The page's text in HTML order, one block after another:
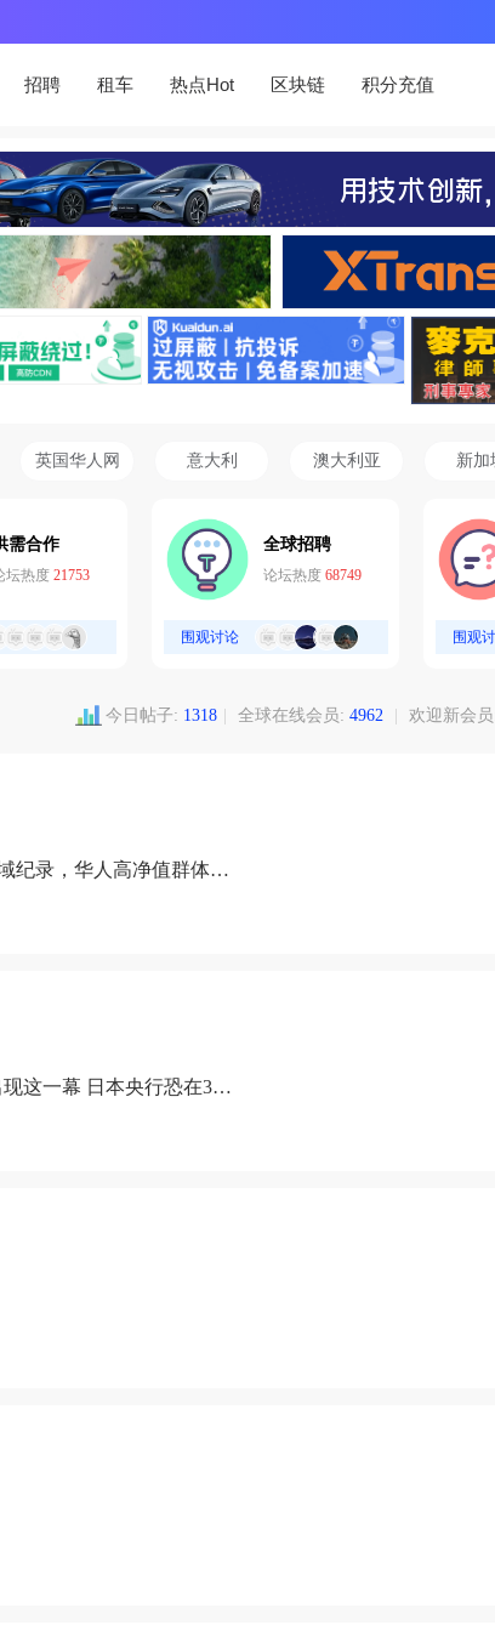
招聘 租车 热点Hot 区块链 积分充值
英国华人网 意大利 澳大利亚 新加
需合作
坛热度 21753
全球招聘
论坛热度 68749
围观讨论 围观
今日帖子: 1318 全球在线会员: 4962 欢迎新会
纪录，华人高净值群体成
这一幕 日本央行恐在3月